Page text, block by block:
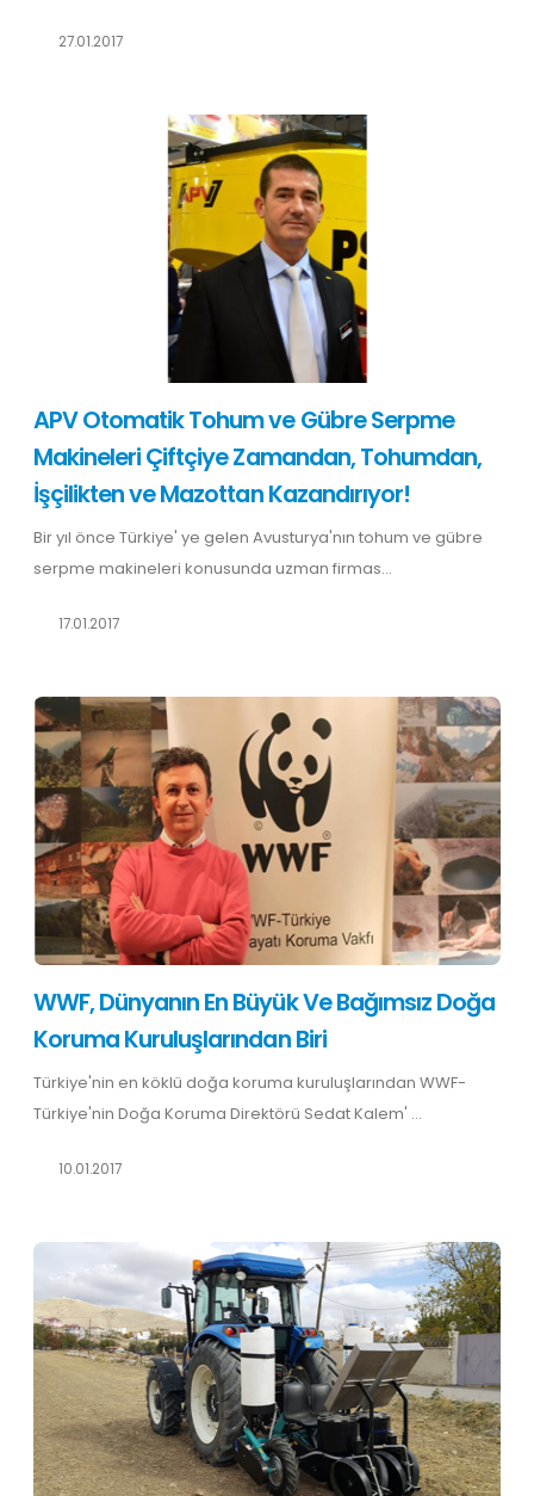
27.01.2017
APV Otomatik Tohum ve Gübre Serpme
Makineleri Çiftçiye Zamandan, Tohumdan,
İşçilikten ve Mazottan Kazandırıyor!
Bir yıl önce Türkiye' ye gelen Avusturya'nın tohum ve gübre
serpme makineleri konusunda uzman firmas...
17.01.2017
WWF, Dünyanın En Büyük Ve Bağımsız Doğa
Koruma Kuruluşlarından Biri
Türkiye'nin en köklü doğa koruma kuruluşlarından WWF-
Türkiye'nin Doğa Koruma Direktörü Sedat Kalem' ...
10.01.2017